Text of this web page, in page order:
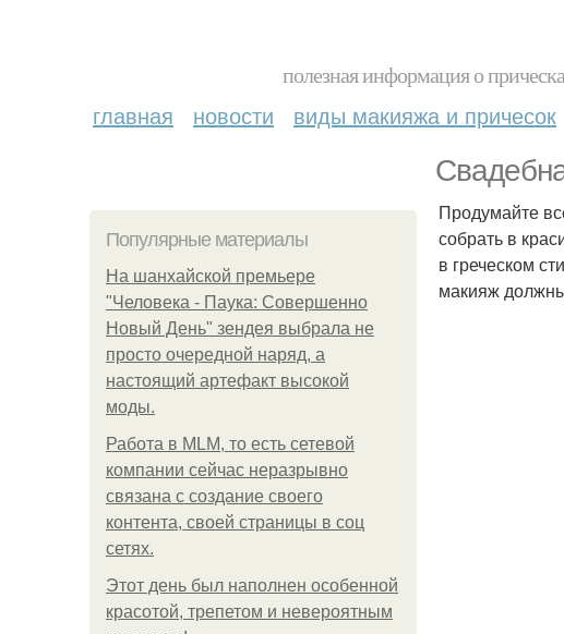
полезная информация о
главная новости виды макияжа и причесок
Популярные материалы
На шанхайской премьере
"Человека - Паука: Совершенно
Новый День" зендея выбрала не
просто очередной наряд, а
настоящий артефакт высокой
моды.
Работа в MLM, то есть сетевой
компании сейчас неразрывно
связана с создание своего
контента, своей страницы в соц
сетях.
Этот день был наполнен особенной
красотой, трепетом и невероятным
Продумайте
собрать в
в греческом
макияж